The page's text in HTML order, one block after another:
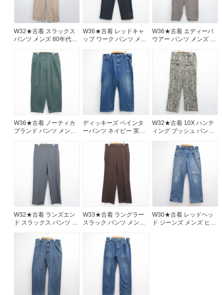
W32★古着 スラックス
パンツ メンズ 80年代
トライプ 26aug07
W36★古着 レッドキャ
ップ ワーク パンツ メン
W36★古着 エディーバ
ウアー パンツ メンズ リ
W36★古着 ノーティカ
ブランド パンツ メンズ
リーン 26aug07
ディッキーズ ペインタ
ーパンツ ネイビー 実寸
W32★古着 10X ハンテ
ィング ブッシュ パンツ
ウン 迷彩【spe】
26aug07
W32★古着 ランズエン
ド スラックス パンツ メ
USA製 グレー【spe】
26aug07
W33★古着 ラングラー
スラック パンツ メンズ
ン ブラウン 26aug07
W30★古着 レッドヘッ
ド ジーンズ メンズ ヒゲ